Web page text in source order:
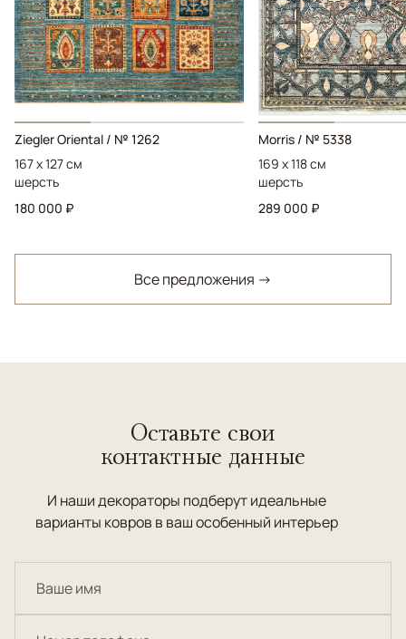
Ziegler Oriental / № 1262
167 x 127 см
шерсть
180 000 ₽
Morris / № 5338
169 x 118 см
шерсть
289 000 ₽
Все предложения →
Оставьте свои
контактные данные
И наши декораторы подберут идеальные
варианты ковров в ваш особенный интерьер